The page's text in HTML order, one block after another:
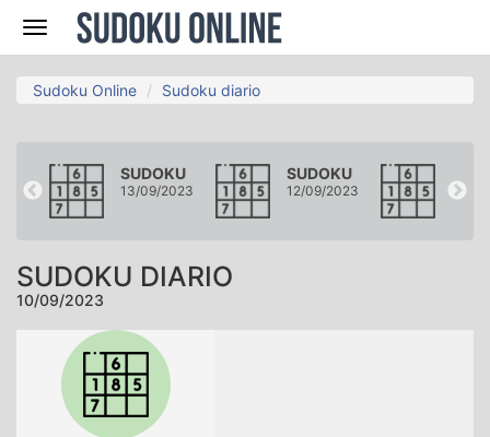
Navegación
Sudoku Online Sudoku diario
SUDOKU
13/09/2023
SUDOKU
12/09/2023 11/
SUDOKU DIARIO
10/09/2023